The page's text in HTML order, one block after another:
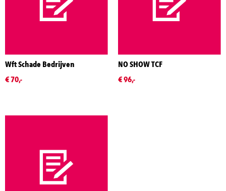
Wft Schade Bedrijven
€ 70,-
NO SHOW TCF
€ 96,-